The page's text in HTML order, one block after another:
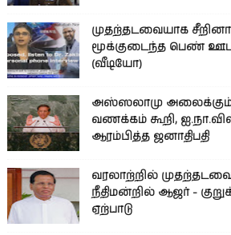
முதற்தடவையாக
மூக்குடைந்த பெண்
(வீடியோ)
அஸ்ஸலாமு
வணக்கம் கூறி,
ஆரம்பித்த ஜனாதிபதி
வரலாற்றில்
நீதிமன்றில் ஆஜர் -
ஏற்பாடு